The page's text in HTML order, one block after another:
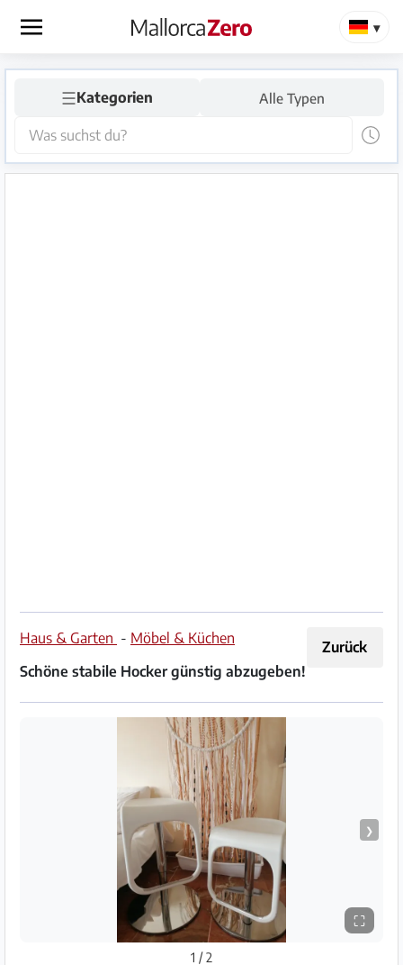
×
Startseite
Anzeige
aufgeben
Hilfe
FAQ
☰Kategorien Alle Typen
Zurück
Haus & Garten - Möbel & Küchen
Schöne stabile Hocker günstig abzugeben!
❯
⛶
1 / 2